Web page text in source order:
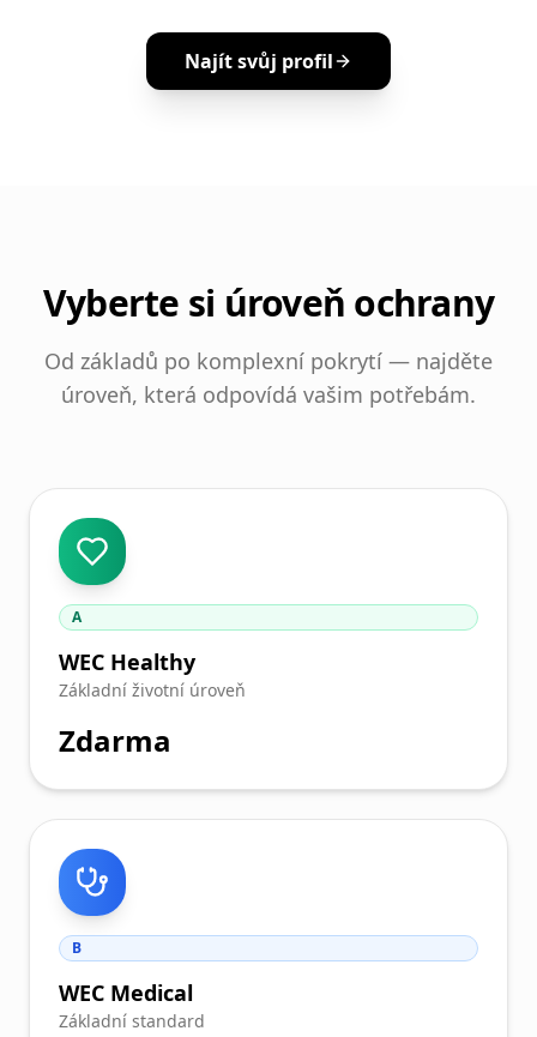
Najít svůj profil
Vyberte si úroveň ochrany
Od základů po komplexní pokrytí — najděte
úroveň, která odpovídá vašim potřebám.
A
WEC Healthy
Základní životní úroveň
Zdarma
B
WEC Medical
Základní standard